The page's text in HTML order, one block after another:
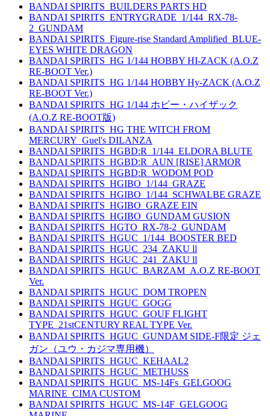
BANDAI SPIRITS_BUILDERS PARTS HD
BANDAI SPIRITS_ENTRYGRADE_1/144_RX-78-
2_GUNDAM
BANDAI SPIRITS_Figure-rise Standard Amplified_BLUE-
EYES WHITE DRAGON
BANDAI SPIRITS_HG 1/144 HOBBY HI-ZACK (A.O.Z
RE-BOOT Ver.)
BANDAI SPIRITS_HG 1/144 HOBBY Hy-ZACK (A.O.Z
RE-BOOT Ver.)
BANDAI SPIRITS_HG 1/144 ホビー・ハイザック
(A.O.Z RE-BOOT版)
BANDAI SPIRITS_HG THE WITCH FROM
MERCURY_Guel's DILANZA
BANDAI SPIRITS_HGBD:R_1/144_ELDORA BLUTE
BANDAI SPIRITS_HGBD:R_AUN [RISE] ARMOR
BANDAI SPIRITS_HGBD:R_WODOM POD
BANDAI SPIRITS_HGIBO_1/144_GRAZE
BANDAI SPIRITS_HGIBO_1/144_SCHWALBE GRAZE
BANDAI SPIRITS_HGIBO_GRAZE EIN
BANDAI SPIRITS_HGIBO_GUNDAM GUSION
BANDAI SPIRITS_HGTO_RX-78-2_GUNDAM
BANDAI SPIRITS_HGUC_1/144_BOOSTER BED
BANDAI SPIRITS_HGUC_234_ZAKU ll
BANDAI SPIRITS_HGUC_241_ZAKU ll
BANDAI SPIRITS_HGUC_BARZAM_A.O.Z RE-BOOT
Ver.
BANDAI SPIRITS_HGUC_DOM TROPEN
BANDAI SPIRITS_HGUC_GOGG
BANDAI SPIRITS_HGUC_GOUF FLIGHT
TYPE_21stCENTURY REAL TYPE Ver.
BANDAI SPIRITS_HGUC_GUNDAM SIDE-F限定 ジェ
ガン（ユウ・カジマ専用機）
BANDAI SPIRITS_HGUC_KEHAAL2
BANDAI SPIRITS_HGUC_METHUSS
BANDAI SPIRITS_HGUC_MS-14Fs_GELGOOG
MARINE_CIMA CUSTOM
BANDAI SPIRITS_HGUC_MS-14F_GELGOOG